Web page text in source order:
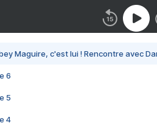
Maguire, c'est lui ! Rencontre avec
6
5
4